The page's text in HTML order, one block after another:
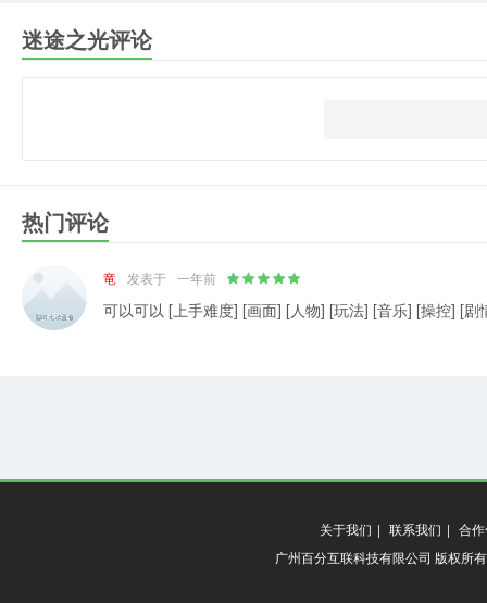
迷途之光评论
热门评论
竜 发表于 一年前
可以可以 [上手难度] [画面] [人物] [玩法] [音乐] [操控] [剧
关于我们 | 联系我们 | 合
广州百分互联科技有限公司 版权所